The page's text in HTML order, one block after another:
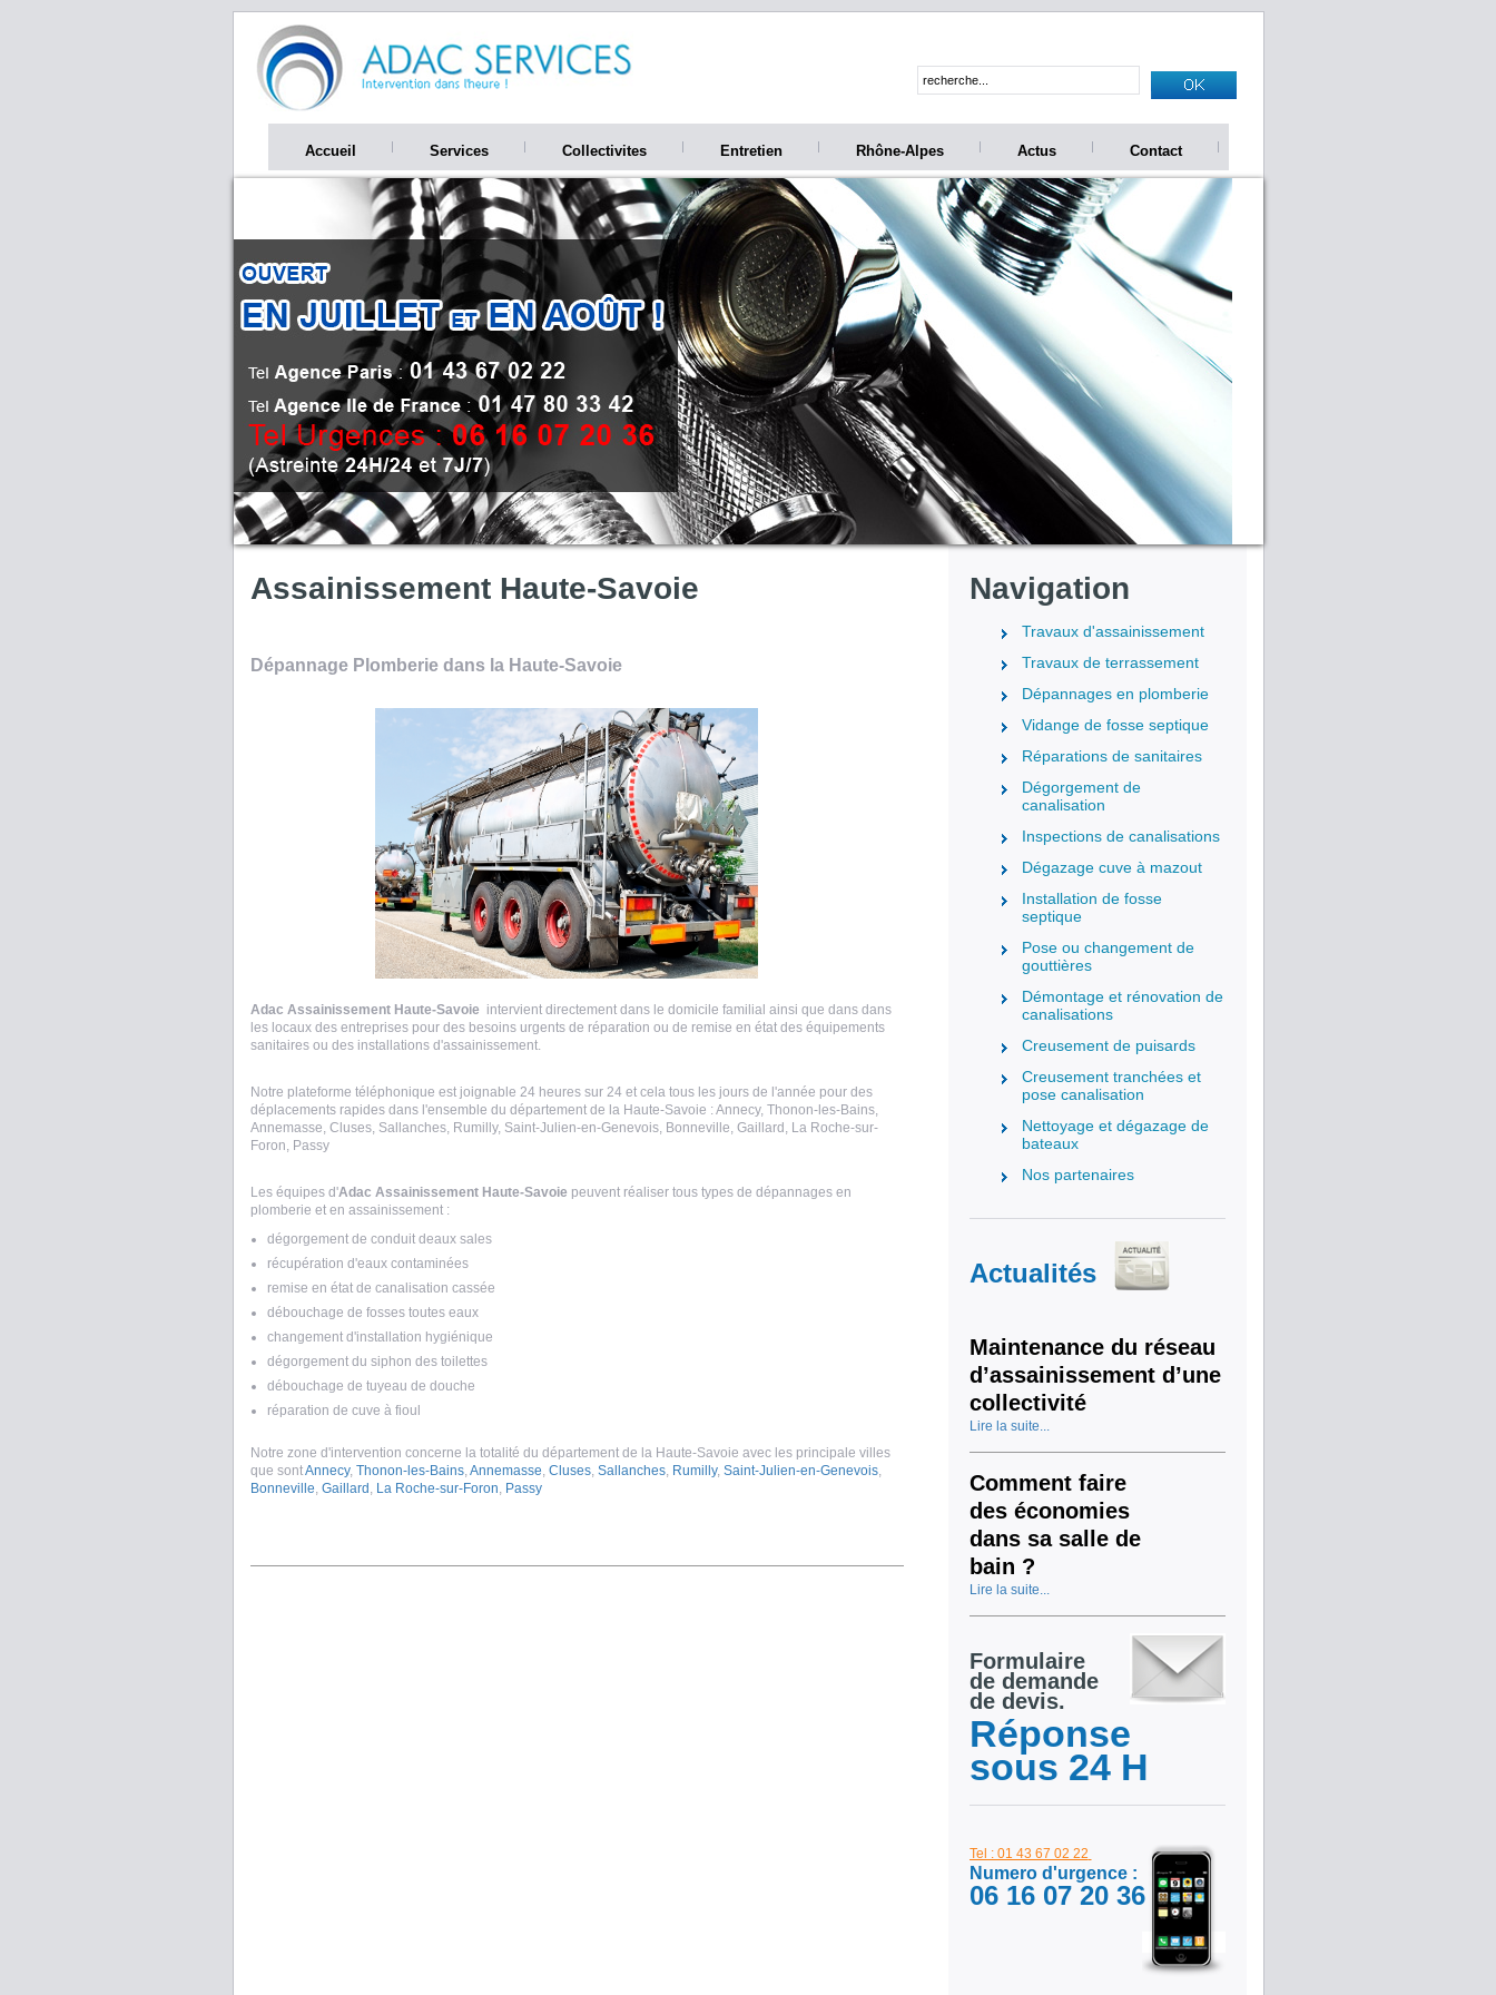
Accueil Services Collectivites Entretien Rhône-Alpes Actus Contact
Assainissement Haute-Savoie
Dépannage Plomberie dans la Haute-Savoie
Adac Assainissement Haute-Savoie intervient directement dans le domicile familial ainsi que dans dans
les locaux des entreprises pour des besoins urgents de réparation ou de remise en état des équipements
sanitaires ou des installations d'assainissement.
Notre plateforme téléphonique est joignable 24 heures sur 24 et cela tous les jours de l'année pour des
déplacements rapides dans l'ensemble du département de la Haute-Savoie : Annecy, Thonon-les-Bains,
Annemasse, Cluses, Sallanches, Rumilly, Saint-Julien-en-Genevois, Bonneville, Gaillard, La Roche-sur-
Foron, Passy
Les équipes d'Adac Assainissement Haute-Savoie peuvent réaliser tous types de dépannages en
plomberie et en assainissement :
dégorgement de conduit deaux sales
récupération d'eaux contaminées
remise en état de canalisation cassée
débouchage de fosses toutes eaux
changement d'installation hygiénique
dégorgement du siphon des toilettes
débouchage de tuyeau de douche
réparation de cuve à fioul
Notre zone d'intervention concerne la totalité du département de la Haute-Savoie avec les principale villes
que sontAnnecy, Thonon-les-Bains,Annemasse, Cluses, Sallanches, Rumilly, Saint-Julien-en-Genevois,
Bonneville, Gaillard , La Roche-sur-Foron, Passy
Navigation
Travaux d'assainissement
Travaux de terrassement
Dépannages en plomberie
Vidange de fosse septique
Réparations de sanitaires
Dégorgement de
canalisation
Inspections de canalisations
Dégazage cuve à mazout
Installation de fosse
septique
Pose ou changement de
gouttières
Démontage et rénovation de
canalisations
Creusement de puisards
Creusement tranchées et
pose canalisation
Nettoyage et dégazage de
bateaux
Nos partenaires
Actualités
Maintenance du réseau
d’assainissement d’une
collectivité
Lire la suite...
Comment faire
des économies
dans sa salle de
bain ?
Lire la suite...
Formulaire
de demande
de devis.
Réponse
sous 24 H
Tel : 01 43 67 02 22
Numero d'urgence :
06 16 07 20 36